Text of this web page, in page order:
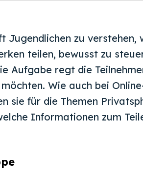
Jugendlichen zu
teilen, bewusst zu
Aufgabe regt die
Wie auch bei
sie für die Themen
Informationen zum